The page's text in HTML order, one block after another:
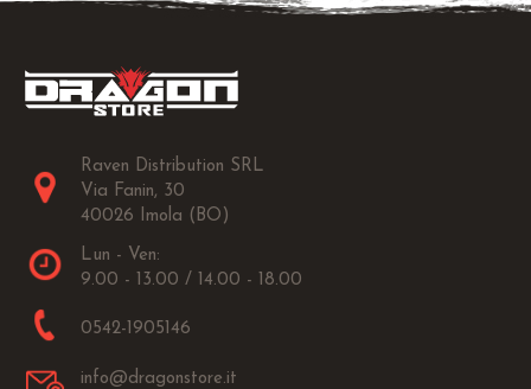
Raven Distribution SRL
Via Fanin, 30
40026 Imola (BO)
Lun - Ven:
9.00 - 13.00 / 14.00 - 18.00
0542-1905146
info@dragonstore.it